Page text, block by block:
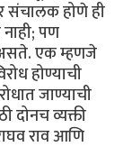
संचालक होणे ही
पण
एक म्हणजे
होण्याची
जाण्याची
दोनच व्यक्ती
राव आणि